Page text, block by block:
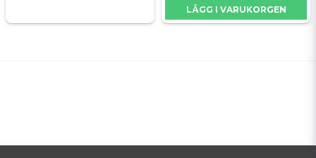
LÄGG I VARUKORGEN